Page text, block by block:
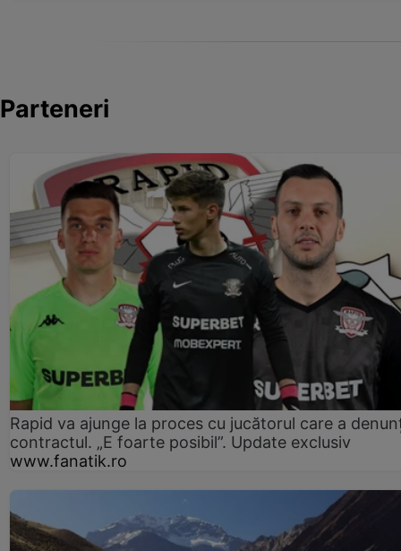
Parteneri
Rapid va ajunge la proces cu jucătorul care a
contractul. „E foarte posibil”. Update exclusiv
www.fanatik.ro